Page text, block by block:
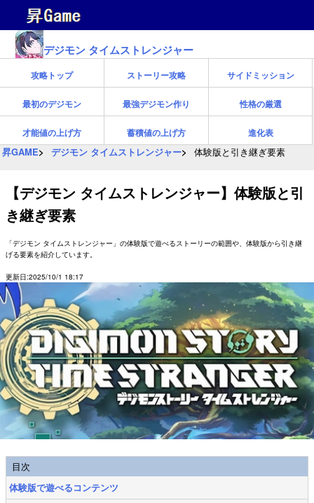
デジモン タイムストレンジャー
攻略トップ ストーリー攻略 サイドミッション
最初のデジモン 最強デジモン作り 性格の厳選
才能値の上げ方 蓄積値の上げ方 進化表
昇GAME デジモン タイムストレンジャー 体験版と引き継ぎ要素
【デジモン タイムストレンジャー】体験版と引
き継ぎ要素
「デジモン タイムストレンジャー」の体験版で遊べるストーリーの範囲や、体験版から引き継
げる要素を紹介しています。
更新日:2025/10/1 18:17
目次
体験版で遊べるコンテンツ